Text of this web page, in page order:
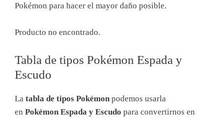
Pokémon para hacer el mayor daño posible.
Producto no encontrado.
Tabla de tipos Pokémon Espada y
Escudo
La tabla de tipos Pokémon podemos usarla
en Pokémon Espada y Escudo para convertirnos en